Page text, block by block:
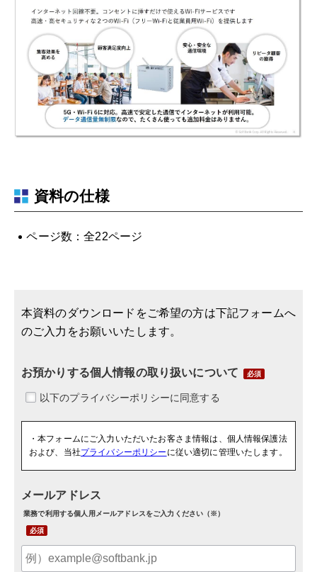
資料の仕様
ページ数：全22ページ
本資料のダウンロードをご希望の方は下記フォームへ
のご入力をお願いいたします。
お預かりする個人情報の取り扱いについて
・本フォームにご入力いただいたお客さま情報は、個人情報保護法
および、当社プライバシーポリシー に従い適切に管理いたします。
メールアドレス
業務で利用する個人用メールアドレスをご入力ください（※）